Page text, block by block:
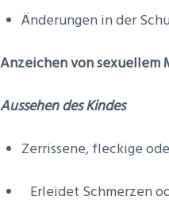
Änderungen in der
Anzeichen von sexuellem
Aussehen des Kindes
​Zerrissene, fleckige
Erleidet Schmerzen